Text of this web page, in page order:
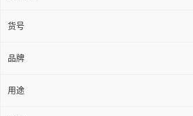
货号
品牌
用途